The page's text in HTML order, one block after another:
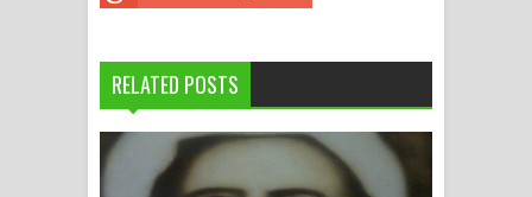
RELATED POSTS